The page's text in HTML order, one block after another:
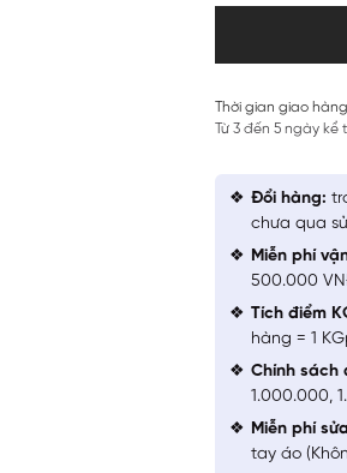
Thời gian giao
Từ 3 đến 5 ngày
Đổi hàng:
chưa qua
Miễn phí
500.000
Tích điểm
hàng = 1
Chính sách
1.000.000,
Miễn phí
tay áo